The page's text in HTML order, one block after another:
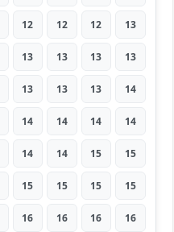
12 12 12 13
13 13 13 13
13 13 13 14
14 14 14 14
14 14 15 15
15 15 15 15
16 16 16 16